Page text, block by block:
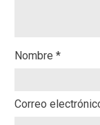
Nombre *
Correo